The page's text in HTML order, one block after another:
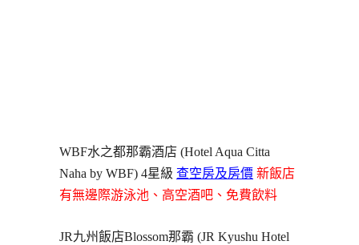
WBF水之都那霸酒店 (Hotel Aqua Citta
Naha by WBF) 4星級 查空房及房價 新飯店
有無邊際游泳池、高空酒吧、免費飲料
JR九州飯店Blossom那霸 (JR Kyushu Hotel